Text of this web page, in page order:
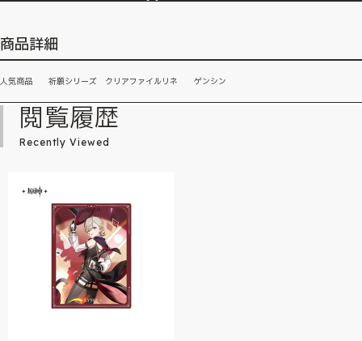
商品詳細
人気商品 祈願シリーズ クリアファイルリネ ゲンシン
閲覧履歴
Recently Viewed